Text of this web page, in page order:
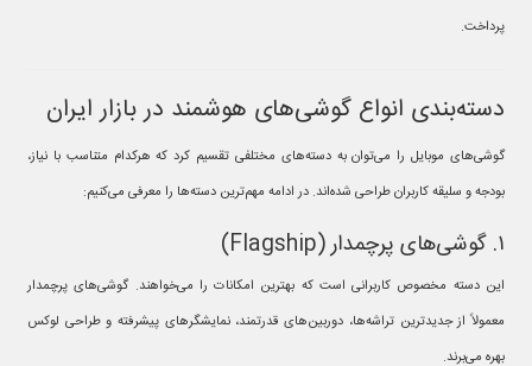
پرداخت.
دسته‌بندی انواع گوشی‌های هوشمند در بازار ایران
گوشی‌های موبایل را می‌توان به دسته‌های مختلفی تقسیم کرد که هرکدام متناسب با نیاز،
بودجه و سلیقه کاربران طراحی شده‌اند. در ادامه مهم‌ترین دسته‌ها را معرفی می‌کنیم:
۱. گوشی‌های پرچمدار (Flagship)
این دسته مخصوص کاربرانی است که بهترین امکانات را می‌خواهند. گوشی‌های پرچمدار
معمولاً از جدیدترین تراشه‌ها، دوربین‌های قدرتمند، نمایشگرهای پیشرفته و طراحی لوکس
بهره می‌برند.